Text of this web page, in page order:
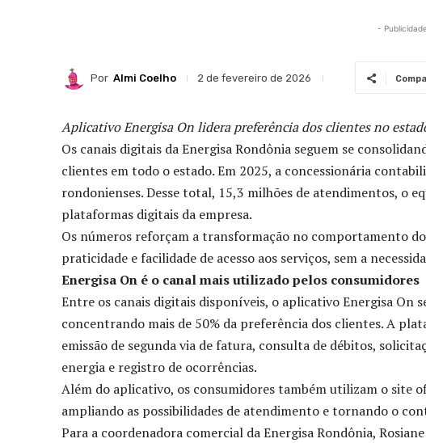
-
Por Almi Coelho 2 de fevereiro de 2026
Aplicativo Energisa On lidera preferência dos clientes no
Os canais digitais da Energisa Rondônia seguem se
clientes em todo o estado. Em 2025, a concessionária
rondonienses. Desse total, 15,3 milhões de atendimentos, o
plataformas digitais da empresa.
Os números reforçam a transformação no comportamento
praticidade e facilidade de acesso aos serviços, sem a
Energisa On é o canal mais utilizado pelos consumidores
Entre os canais digitais disponíveis, o aplicativo Energisa On
concentrando mais de 50% da preferência dos clientes. A
emissão de segunda via de fatura, consulta de débitos,
energia e registro de ocorrências.
Além do aplicativo, os consumidores também utilizam o site
ampliando as possibilidades de atendimento e tornando o
Para a coordenadora comercial da Energisa Rondônia,